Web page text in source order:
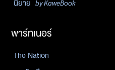
นิยาย by KaweBook
พาร์ทเนอร์
The Nation